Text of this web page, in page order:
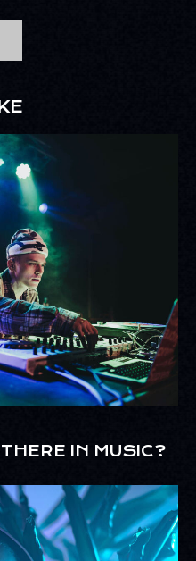
IN MUSIC?